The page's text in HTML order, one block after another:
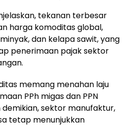
tekanan terbesar
harga komoditas global,
dan kelapa sawit, yang
penerimaan pajak sektor
memang menahan laju
PPh migas dan PPN
sektor manufaktur,
tetap menunjukkan